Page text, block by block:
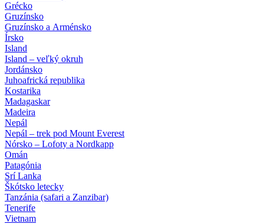
Grécko
Gruzínsko
Gruzínsko a Arménsko
Írsko
Island
Island – veľký okruh
Jordánsko
Juhoafrická republika
Kostarika
Madagaskar
Madeira
Nepál
Nepál – trek pod Mount Everest
Nórsko – Lofoty a Nordkapp
Omán
Patagónia
Srí Lanka
Škótsko letecky
Tanzánia (safari a Zanzibar)
Tenerife
Vietnam